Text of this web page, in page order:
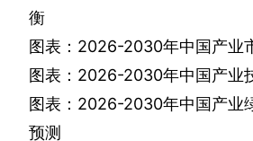
衡
图表： 2026-2030年中国产业
图表： 2026-2030年中国产业
图表： 2026-2030年中国产业
预测